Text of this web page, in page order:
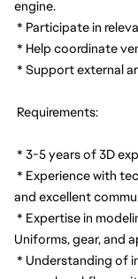
engine.
* Participate in
* Help coordinate
* Support external
Requirements:
* 3-5 years of 3D
* Experience with
and excellent
* Expertise in
Uniforms, gear, and
* Understanding of